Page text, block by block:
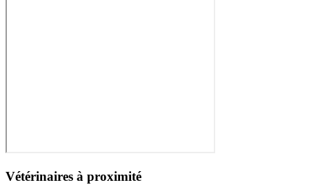
Vétérinaires à proximité